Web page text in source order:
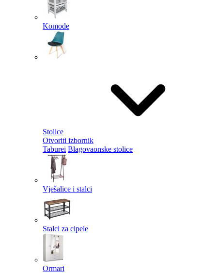
Komode
Stolice
Otvoriti izbornik
Taburei Blagovaonske stolice
Vješalice i stalci
Stalci za cipele
Ormari